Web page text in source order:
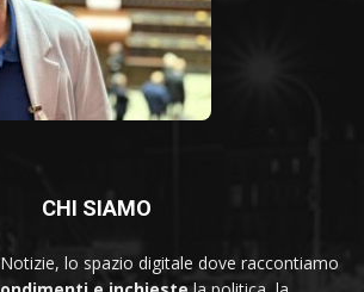
CHI SIAMO
lo spazio digitale dove raccontiamo